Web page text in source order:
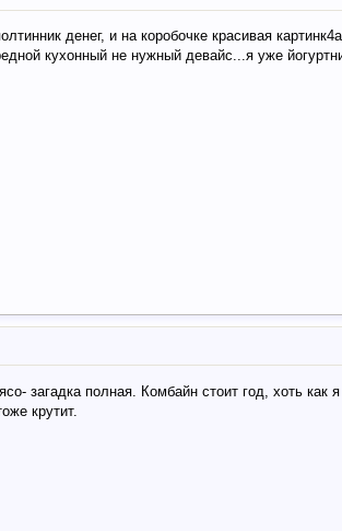
денег, и на коробочке красивая
кухонный не нужный девайс...я уже
загадка полная. Комбайн стоит год, хоть как
крутит.